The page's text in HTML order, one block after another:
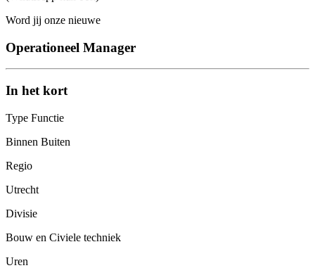
Word jij onze nieuwe
Operationeel Manager
In het kort
Type Functie
Binnen Buiten
Regio
Utrecht
Divisie
Bouw en Civiele techniek
Uren